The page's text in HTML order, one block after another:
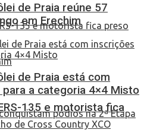
135 e motorista fica
de Praia reúne 57
em Erechim
de Praia está com
a categoria 4×4 Misto